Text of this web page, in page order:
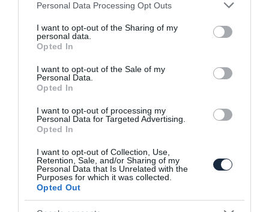
Please note that this website/app uses one or more Google
not limited to your visit or usage behaviour. You may click to
grant or deny consent to Google and its third-party tags to
use your data for below specified purposes in below Google
consent section.
Personal Data Processing Opt Outs
I want to opt-out of the Sharing of my
personal data.
Opted In
I want to opt-out of the Sale of my
Personal Data.
Opted In
I want to opt-out of processing my
Personal Data for Targeted Advertising.
Opted In
I want to opt-out of Collection, Use,
Retention, Sale, and/or Sharing of my
Personal Data that Is Unrelated with the
Purposes for which it was collected.
Opted Out
A digitális érintőfelület hibája miatt
hívnak vissza…